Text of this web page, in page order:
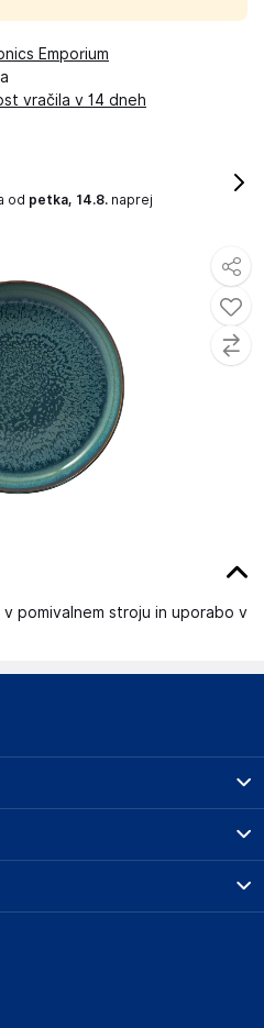
pomivalnem stroju in uporabo v
Emporium
vračila v 14 dneh
od petka, 14.8. naprej